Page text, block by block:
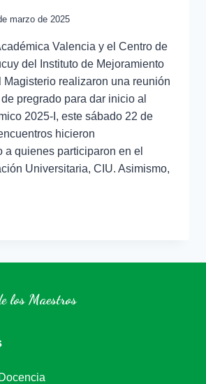
marzo de 2025
Valencia y el Centro de
del Instituto de Mejoramiento
Magisterio realizaron una reunión
pregrado para dar inicio al
2025-I, este sábado 22 de
hicieron
a quienes participaron en el
Universitaria, CIU. Asimismo,
los Maestros